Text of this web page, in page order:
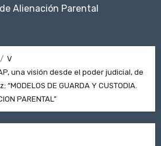
Alienación Parental
V
una visión desde el poder judicial, de
DE GUARDA Y CUSTODIA.
PARENTAL”